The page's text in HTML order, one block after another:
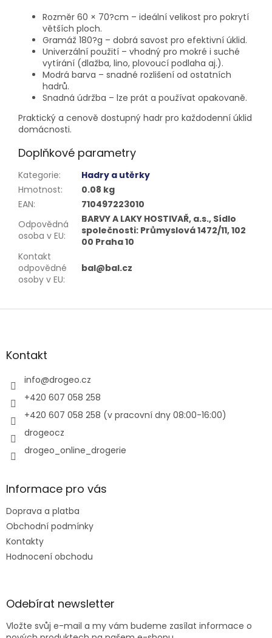
Rozměr 60 × 70?cm – ideální velikost pro pokrytí
větších ploch.
Gramáž 180?g – dobrá savost pro efektivní úklid.
Univerzální použití – vhodný pro mokré i suché
vytírání (dlažba, lino, plovoucí podlaha aj.).
Modrá barva – snadné rozlišení od ostatních
hadrů.
Snadná údržba – lze prát a používat opakovaně.
Praktický a cenově dostupný hadr pro každodenní úklid
domácnosti.
Doplňkové parametry
Kategorie:
Hadry a utěrky
Hmotnost:
0.08 kg
EAN:
710497223010
Odpovědná
osoba v EU:
BARVY A LAKY HOSTIVAŘ, a.s., Sídlo
společnosti: Průmyslová 1472/11, 102
00 Praha 10
Kontakt
odpovědné
osoby v EU:
bal@bal.cz
Z
aKontakt
info@drogeo.cz
+420 607 058 258
+420 607 058 258 (v pracovní dny 08:00-16:00)
drogeocz
drogeo_online_drogerie
Informace pro vás
Doprava a platba
Obchodní podmínky
Kontakty
Hodnocení obchodu
Odebírat newsletter
Vložte svůj e-mail a my vám budeme zasílat informace o